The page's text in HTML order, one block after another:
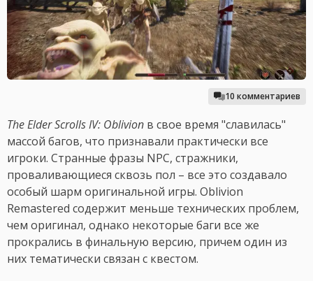
10 комментариев
The Elder Scrolls IV: Oblivion в свое время "славилась"
массой багов, что признавали практически все
игроки. Странные фразы NPC, стражники,
проваливающиеся сквозь пол – все это создавало
особый шарм оригинальной игры. Oblivion
Remastered содержит меньше технических проблем,
чем оригинал, однако некоторые баги все же
прокрались в финальную версию, причем один из
них тематически связан с квестом.